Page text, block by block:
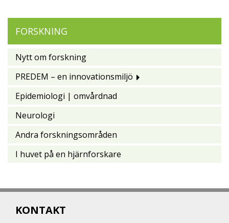
FORSKNING
Nytt om forskning
PREDEM – en innovationsmiljö
Epidemiologi | omvårdnad
Neurologi
Andra forskningsområden
I huvet på en hjärnforskare
KONTAKT